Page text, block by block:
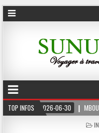
TOP INFOS
30 MBOUR : LES GENDARMES